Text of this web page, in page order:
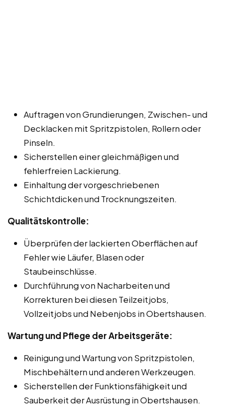
Auftragen von Grundierungen, Zwischen- und
Decklacken mit Spritzpistolen, Rollern oder
Pinseln.
Sicherstellen einer gleichmäßigen und
fehlerfreien Lackierung.
Einhaltung der vorgeschriebenen
Schichtdicken und Trocknungszeiten.
Qualitätskontrolle:
Überprüfen der lackierten Oberflächen auf
Fehler wie Läufer, Blasen oder
Staubeinschlüsse.
Durchführung von Nacharbeiten und
Korrekturen bei diesen Teilzeitjobs,
Vollzeitjobs und Nebenjobs in Obertshausen.
Wartung und Pflege der Arbeitsgeräte:
Reinigung und Wartung von Spritzpistolen,
Mischbehältern und anderen Werkzeugen.
Sicherstellen der Funktionsfähigkeit und
Sauberkeit der Ausrüstung in Obertshausen.